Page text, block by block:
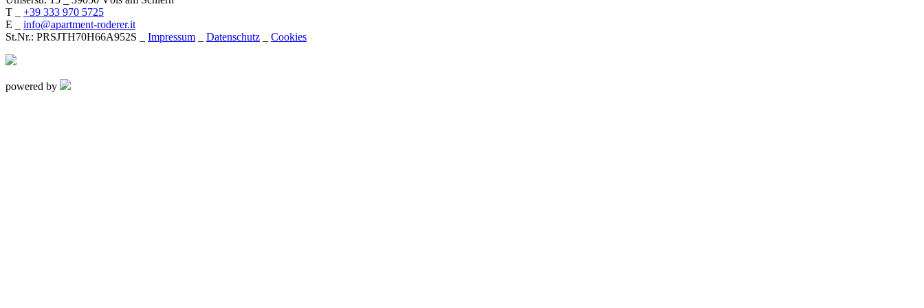
T _ +39 333 970 5725
E _ info@apartment-roderer.it
St.Nr.: PRSJTH70H66A952S _ Impressum Datenschutz Cookies
powered by